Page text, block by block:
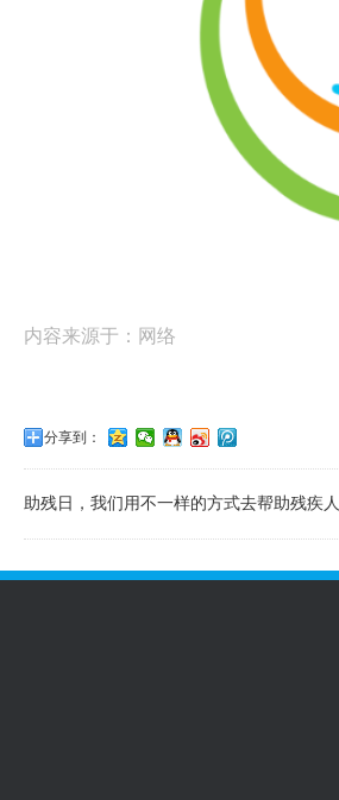
内容来源于：网络
分享到：
助残日，我们用不一样的方式去帮助残疾人